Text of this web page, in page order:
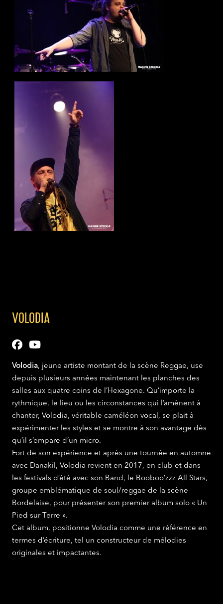
VOLODIA
Volodia, jeune artiste montant de la scène Reggae, use
depuis plusieurs années maintenant les planches des
salles aux quatre coins de l’Hexagone. Qu’importe la
rythmique, le lieu ou les circonstances qui l’amènent à
chanter, Volodia, véritable caméléon vocal, se plait à
expérimenter les styles et se montre à son avantage dès
qu’il s’empare d’un micro.
Fort de son expérience et après une tournée en automne
avec Danakil, Volodia revient en 2017, en club et dans
les festivals d’été avec son Band, le Booboo’zzz All Stars,
groupe emblématique de soul/reggae de la scène
Bordelaise, pour présenter son premier album solo « Un
Pied sur Terre ».
Cet album, positionne Volodia comme une référence en
termes d’écriture, tel un constructeur de mélodies
originales et impactantes.